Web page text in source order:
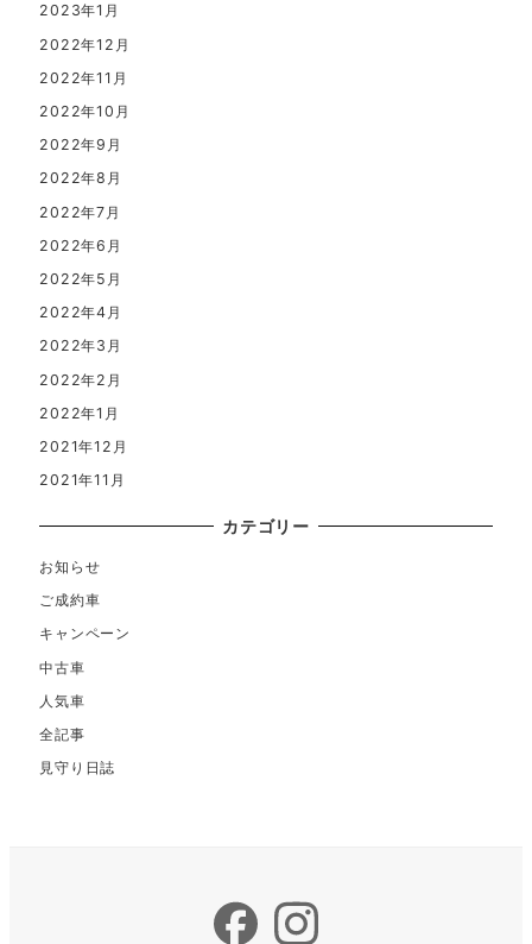
2023年1月
2022年12月
2022年11月
2022年10月
2022年9月
2022年8月
2022年7月
2022年6月
2022年5月
2022年4月
2022年3月
2022年2月
2022年1月
2021年12月
2021年11月
カテゴリー
お知らせ
ご成約車
キャンペーン
中古車
人気車
全記事
見守り日誌
FacebookInstagram